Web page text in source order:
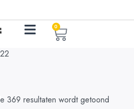
0
369 resultaten wordt getoond